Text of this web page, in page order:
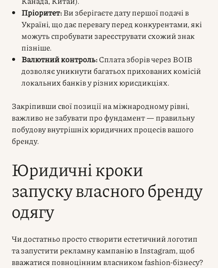
Пріоритет:Ви зберігаєте дату першої подачі в
Україні, що дає перевагу перед конкурентами, які
можуть спробувати зареєструвати схожий знак
пізніше.
Валютний контроль:Сплата зборів через ВОІВ
дозволяє уникнути багатьох прихованих комісій
локальних банків у різних юрисдикціях.
Закріпивши свої позиції на міжнародному рівні,
важливо не забувати про фундамент — правильну
побудову внутрішніх юридичних процесів вашого
бренду.
Юридичні кроки
запуску власного бренду
одягу
Чи достатньо просто створити естетичний логотип
та запустити рекламну кампанію в Instagram, щоб
вважатися повноцінним власником fashion-бізнесу?